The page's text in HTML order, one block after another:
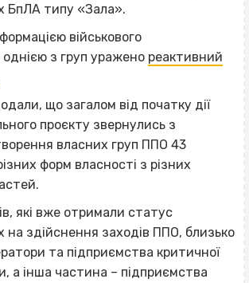
БпЛА типу «Зала».
військового
з груп уражено реактивний
що загалом від початку дії
проєкту звернулись з
власних груп ППО 43
форм власності з різних
які вже отримали статус
на здійснення заходів ППО, близько
та підприємства критичної
а інша частина – підприємства